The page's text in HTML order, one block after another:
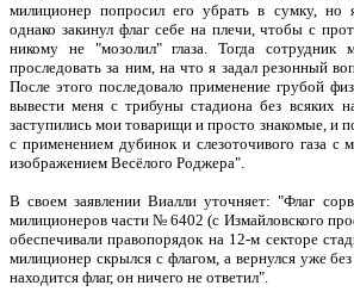
милиционер попросил его убрать в сумку, но я
однако закинул флаг себе на плечи, чтобы с
никому не "мозолил" глаза. Тогда сотрудник
проследовать за ним, на что я задал резонный
После этого последовало применение грубой
вывести меня с трибуны стадиона без всяких
заступились мои товарищи и просто знакомые, и
с применением дубинок и слезоточивого газа с
изображением Весёлого Роджера".
В своем заявлении Виалли уточняет: "Флаг
милиционеров части № 6402 (с Измайловского
обеспечивали правопорядок на 12-м секторе
милиционер скрылся с флагом, а вернулся уже
находится флаг, он ничего не ответил".